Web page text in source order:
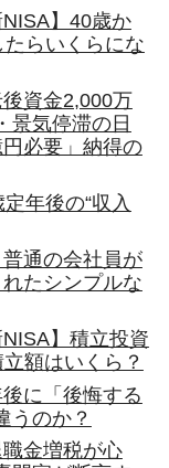
NISA】40歳か
らいくらにな
資金2,000万
景気停滞の日
必要」納得の
年後の“収入
通の会社員が
たシンプルな
】積立投資
額はいくら？
に「後悔する
うのか？
職金増税が心